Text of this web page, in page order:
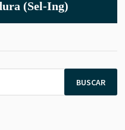
(Sel-Ing)